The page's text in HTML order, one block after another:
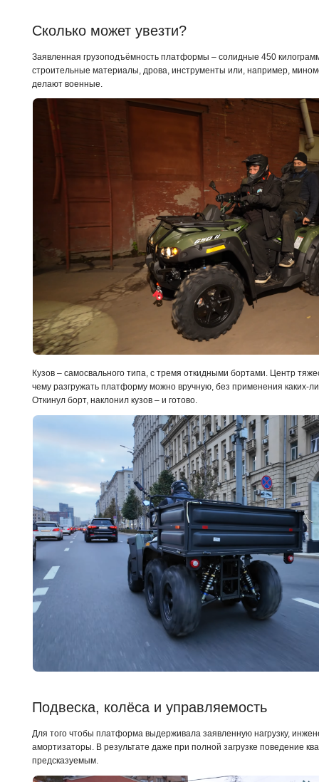
Сколько может увезти?
Заявленная грузоподъёмность платформы – солидные 450
строительные материалы, дрова, инструменты или, например,
делают военные.
Кузов – самосвального типа, с тремя откидными бортами. Центр
чему разгружать платформу можно вручную, без применения каких-
Откинул борт, наклонил кузов – и готово.
Подвеска, колёса и управляемость
Для того чтобы платформа выдерживала заявленную нагрузку,
амортизаторы. В результате даже при полной загрузке поведение
предсказуемым.